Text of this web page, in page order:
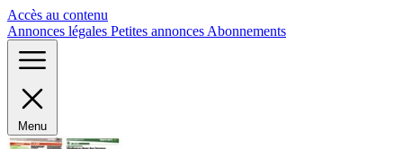
Accès au contenu
Annonces légales Petites annonces Abonnements
Menu
Panneau de gestion des cookies